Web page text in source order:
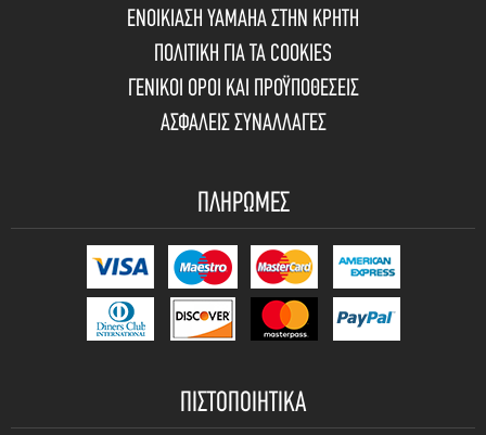
ΕΝΟΙΚΙΑΣΗ YAMAHA ΣΤΗΝ ΚΡΗΤΗ
ΠΟΛΙΤΙΚΗ ΓΙΑ ΤΑ COOKIES
ΓΕΝΙΚΟΙ ΟΡΟΙ ΚΑΙ ΠΡΟΫΠΟΘΕΣΕΙΣ
ΑΣΦΑΛΕΙΣ ΣΥΝΑΛΛΑΓΕΣ
ΠΛΗΡΩΜΕΣ
ΠΙΣΤΟΠΟΙΗΤΙΚΑ